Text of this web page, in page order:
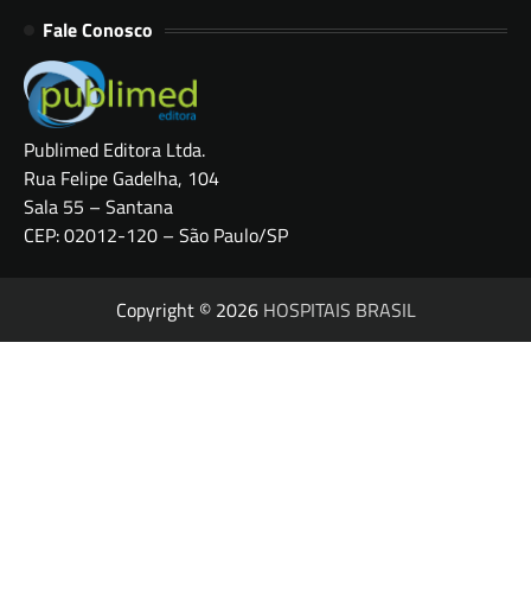
Fale Conosco
Publimed Editora Ltda.
Rua Felipe Gadelha, 104
Sala 55 – Santana
CEP: 02012-120 – São Paulo/SP
Copyright © 2026 HOSPITAIS BRASIL